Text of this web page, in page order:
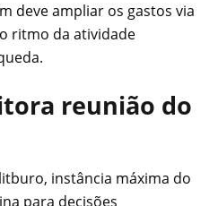
deve ampliar os gastos via
ritmo da atividade
reunião do
instância máxima do
para decisões